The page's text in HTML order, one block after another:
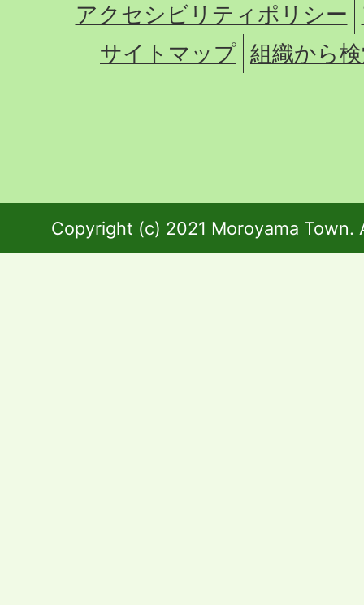
アクセシビリティポリシー
サイトマップ 組織から
Copyright (c) 2021 Moroyama Town.